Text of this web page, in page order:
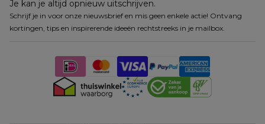
Je kan je altijd opnieuw uitschrijven.
Schrijf je in voor onze nieuwsbrief en mis geen enkele actie! Ontvang
kortingen, tips en inspirerende ideeën rechtstreeks in je mailbox.